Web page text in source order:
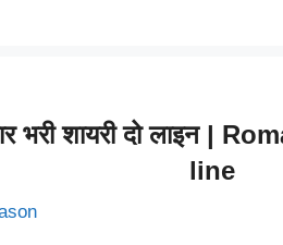
भरी शायरी दो लाइन |
line